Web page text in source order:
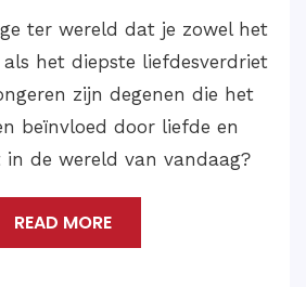
gevallen van Love Marriage
willen oplossen en een
leven willen leiden
van je leven, dan moet je
met Astroloog Medium
READ MORE